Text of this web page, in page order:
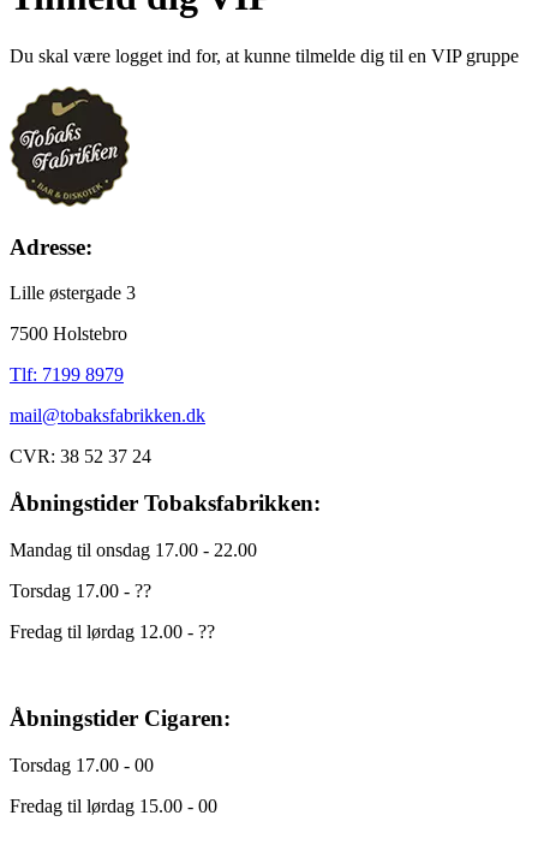
Du skal være logget ind for, at kunne tilmelde dig til en VIP gruppe
Adresse:
Lille østergade 3
7500 Holstebro
Tlf: 7199 8979
mail@tobaksfabrikken.dk
CVR: 38 52 37 24
Åbningstider Tobaksfabrikken:
Mandag til onsdag 17.00 - 22.00
Torsdag 17.00 - ??
Fredag til lørdag 12.00 - ??
Åbningstider Cigaren:
Torsdag 17.00 - 00
Fredag til lørdag 15.00 - 00